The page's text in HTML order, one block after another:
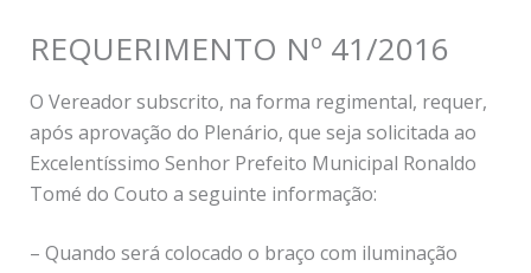
REQUERIMENTO Nº 41/2016
O Vereador subscrito, na forma regimental, requer,
após aprovação do Plenário, que seja solicitada ao
Excelentíssimo Senhor Prefeito Municipal Ronaldo
Tomé do Couto a seguinte informação:
– Quando será colocado o braço com iluminação